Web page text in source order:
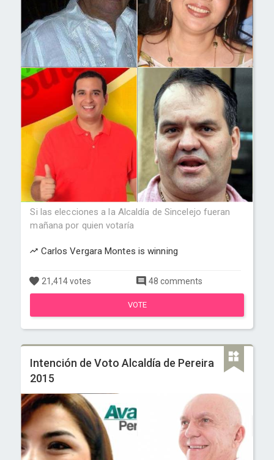
Si las elecciones a la Alcaldía de Sincelejo fueran
mañana por quien votaría
Carlos Vergara Montes is winning
21,414 votes 48 comments
VOTE
Intención de Voto Alcaldía de Pereira
2015